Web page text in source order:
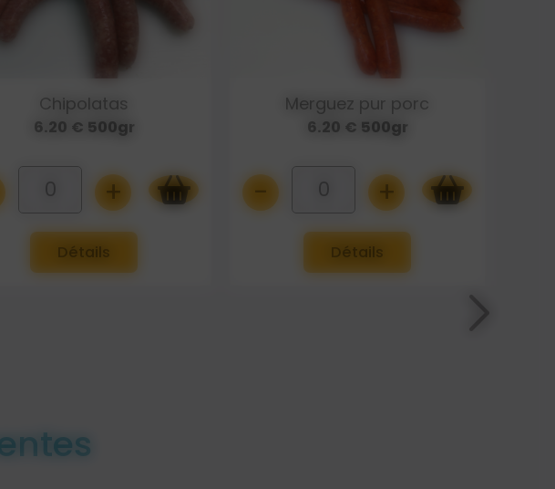
Merguez pur porc
6.20 € 500gr
0 +
Détails
Antillaise
6.20 € 500gr
- 0 +
Détails